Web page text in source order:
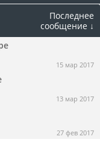
Последнее
сообщение ↓
15 мар 2017
13 мар 2017
27 фев 2017